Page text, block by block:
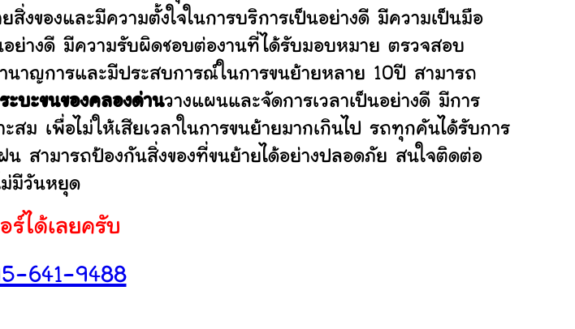
ของและมีความตั้งใจในการบริการเป็นอย่างดี มีความเป็นมือ
อย่างดี มีความรับผิดชอบต่องานที่ได้รับมอบหมาย ตรวจสอบ
นาญการและมีประสบการณ์ในการขนย้ายหลาย 10ปี สามารถ
ะบะขนของคลองด่านวางแผนและจัดการเวลาเป็นอย่างดี มีการ
สม เพื่อไม่ให้เสียเวลาในการขนย้ายมากเกินไป รถทุกคันได้รับการ
สามารถป้องกันสิ่งของที่ขนย้ายได้อย่างปลอดภัย สนใจติดต่อ
ม่มีวันหยุด
ร์ได้เลยครับ
641-9488